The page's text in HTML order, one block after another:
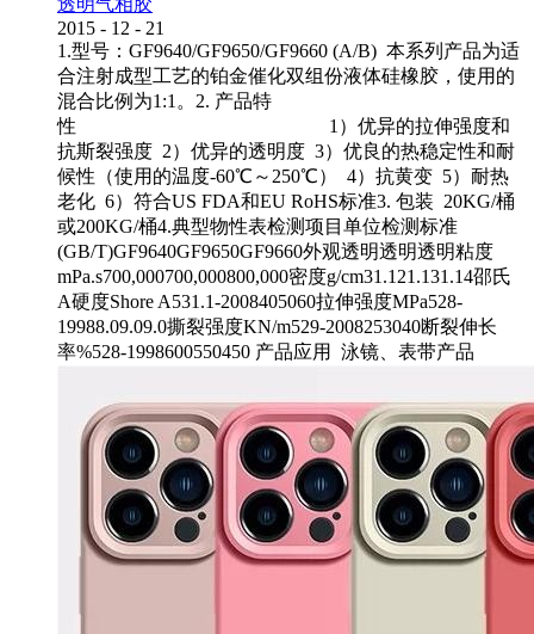
2015 - 12 - 21
1.型号：GF9640/GF9650/GF9660 (A/B) 本系列产品为适
合注射成型工艺的铂金催化双组份液体硅橡胶，使用的
混合比例为1:1。2. 产品特
性 1）优异的拉伸强度和
抗斯裂强度 2）优异的透明度 3）优良的热稳定性和耐
候性（使用的温度-60℃～250℃） 4）抗黄变 5）耐热
老化 6）符合US FDA和EU RoHS标准3. 包装 20KG/桶
或200KG/桶4.典型物性表检测项目单位检测标准
(GB/T)GF9640GF9650GF9660外观透明透明透明粘度
mPa.s700,000700,000800,000密度g/cm31.121.131.14邵氏
A硬度Shore A531.1-2008405060拉伸强度MPa528-
19988.09.09.0撕裂强度KN/m529-2008253040断裂伸长
率%528-1998600550450 产品应用 泳镜、表带产品